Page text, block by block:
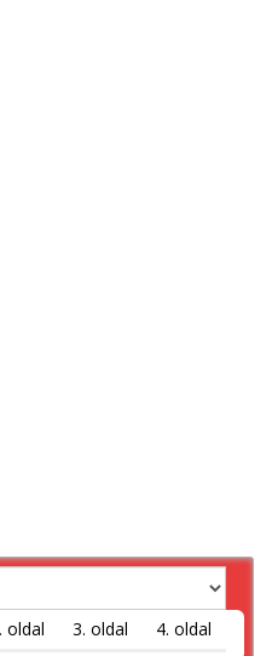
oldal 3. oldal 4. oldal